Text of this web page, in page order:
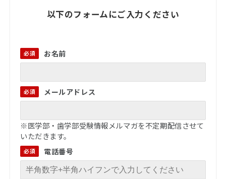
以下のフォームにご入力ください
お名前
メールアドレス
※医学部・歯学部受験情報メルマガを不定期配信させて
いただきます。
電話番号